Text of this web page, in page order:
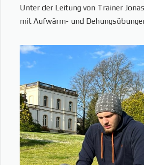
Unter der Leitung von Trainer
mit Aufwärm- und